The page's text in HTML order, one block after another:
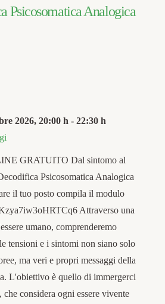
Psicosomatica Analogica
2026, 20:00 h - 22:30 h
GRATUITO Dal sintomo al
Psicosomatica Analogica
il tuo posto compila il modulo
Attraverso una
umano, comprenderemo
tensioni e i sintomi non siano solo
ma veri e propri messaggi della
L'obiettivo è quello di immergerci
considera ogni essere vivente